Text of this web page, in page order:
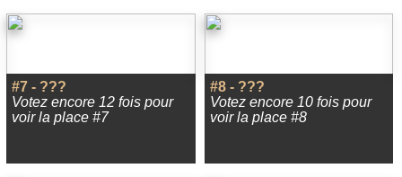
#7 - ???
Votez encore 12 fois pour
voir la place #7
#8 - ???
Votez encore 10 fois pour
voir la place #8